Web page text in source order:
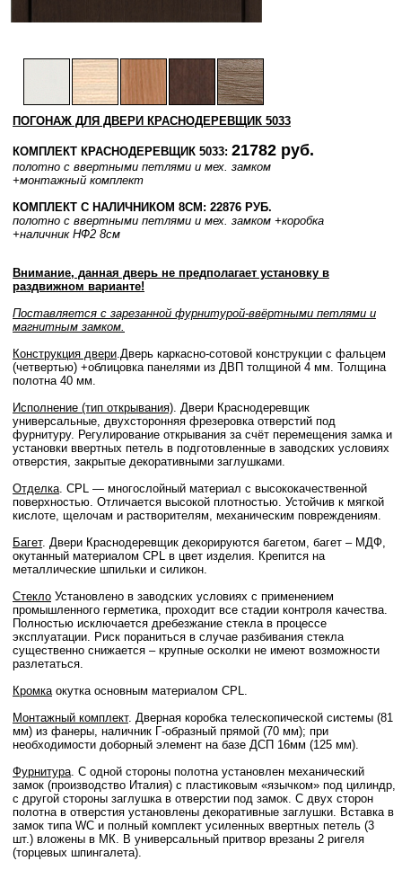
ПОГОНАЖ ДЛЯ ДВЕРИ КРАСНОДЕРЕВЩИК 5033
КОМПЛЕКТ КРАСНОДЕРЕВЩИК 5033: 21782 руб.
полотно с ввертными петлями и мех. замком
+монтажный комплект
КОМПЛЕКТ С НАЛИЧНИКОМ 8СМ: 22876 РУБ.
полотно с ввертными петлями и мех. замком +коробка
+наличник НФ2 8см
Внимание, данная дверь не предполагает установку в
раздвижном варианте!
Поставляется с зарезанной фурнитурой-ввёртными петлями и
магнитным замком.
Конструкция двери.Дверь каркасно-сотовой конструкции с фальцем
(четвертью) +облицовка панелями из ДВП толщиной 4 мм. Толщина
полотна 40 мм.
Исполнение (тип открывания). Двери Краснодеревщик
универсальные, двухсторонняя фрезеровка отверстий под
фурнитуру. Регулирование открывания за счёт перемещения замка и
установки ввертных петель в подготовленные в заводских условиях
отверстия, закрытые декоративными заглушками.
Отделка. CPL — многослойный материал с высококачественной
поверхностью. Отличается высокой плотностью. Устойчив к мягкой
кислоте, щелочам и растворителям, механическим повреждениям.
Багет. Двери Краснодеревщик декорируются багетом, багет – МДФ,
окутанный материалом CPL в цвет изделия. Крепится на
металлические шпильки и силикон.
Стекло Установлено в заводских условиях с применением
промышленного герметика, проходит все стадии контроля качества.
Полностью исключается дребезжание стекла в процессе
эксплуатации. Риск пораниться в случае разбивания стекла
существенно снижается – крупные осколки не имеют возможности
разлетаться.
Кромкаокутка основным материалом CPL.
Монтажный комплект. Дверная коробка телескопической системы (81
мм) из фанеры, наличник Г-образный прямой (70 мм); при
необходимости доборный элемент на базе ДСП 16мм (125 мм).
Фурнитура. С одной стороны полотна установлен механический
замок (производство Италия) с пластиковым «язычком» под цилиндр,
с другой стороны заглушка в отверстии под замок. С двух сторон
полотна в отверстия установлены декоративные заглушки. Вставка в
замок типа WC и полный комплект усиленных ввертных петель (3
шт.) вложены в МК. В универсальный притвор врезаны 2 ригеля
(торцевых шпингалета).